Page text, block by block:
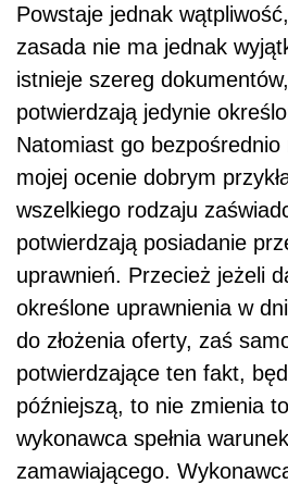
Powstaje jednak
zasada nie ma jednak
istnieje szereg
potwierdzają jedynie
Natomiast go
mojej ocenie dobrym
wszelkiego rodzaju
potwierdzają posiadanie
uprawnień. Przecież jeżeli
określone uprawnienia w
do złożenia oferty, zaś
potwierdzające ten fakt,
późniejszą, to nie zmienia
wykonawca spełnia
zamawiającego.